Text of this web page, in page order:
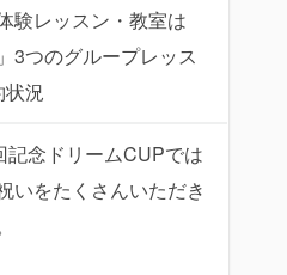
験レッスン・教室は
3つのグループレッス
状況
念ドリームCUPでは
いをたくさんいただき